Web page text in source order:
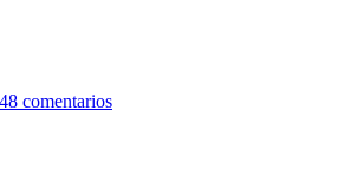
comentarios